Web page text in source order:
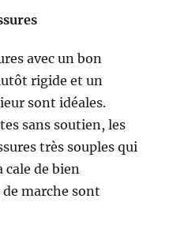
avec un bon
rigide et un
sont idéales.
sans soutien, les
très souples qui
cale de bien
marche sont